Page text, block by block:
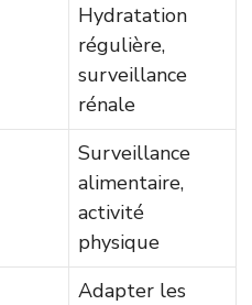
Hydratation
régulière,
surveillance
rénale
Surveillance
alimentaire,
activité
physique
Adapter les